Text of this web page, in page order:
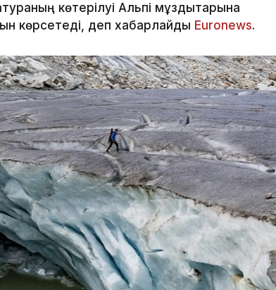
көтерілуі Альпі мұздықтарына
көрсетеді, деп хабарлайды Еuronews.